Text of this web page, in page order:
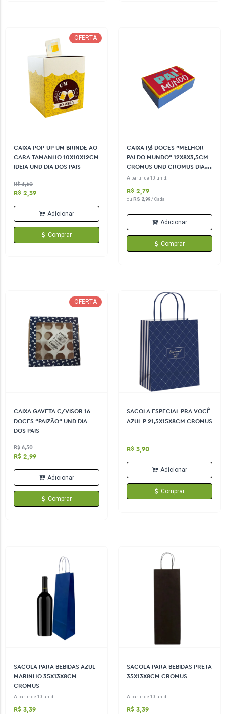
OFERTA
CAIXA POP-UP UM BRINDE AO
CARA TAMANHO 10X10X12CM
IDEIA UND DIA DOS PAIS
R$ 3,50
R$ 2,39
Adicionar
Comprar
CAIXA P/6 DOCES "MELHOR
PAI DO MUNDO" 12X8X3,5CM
CROMUS UND CROMUS DIA
DOS PAIS
A partir de 10 unid.
R$ 2,79
ou RS 2,99/ Cada
Adicionar
Comprar
OFERTA
CAIXA GAVETA C/VISOR 16
DOCES "PAIZÃO" UND DIA
DOS PAIS
R$ 6,50
R$ 2,99
Adicionar
Comprar
SACOLA ESPECIAL PRA VOCÊ
AZUL P 21,5X15X8CM CROMUS
R$ 3,90
Adicionar
Comprar
SACOLA PARA BEBIDAS AZUL
MARINHO 35X13X8CM
CROMUS
A partir de 10 unid.
R$ 3,39
SACOLA PARA BEBIDAS PRETA
35X13X8CM CROMUS
A partir de 10 unid.
R$ 3,39